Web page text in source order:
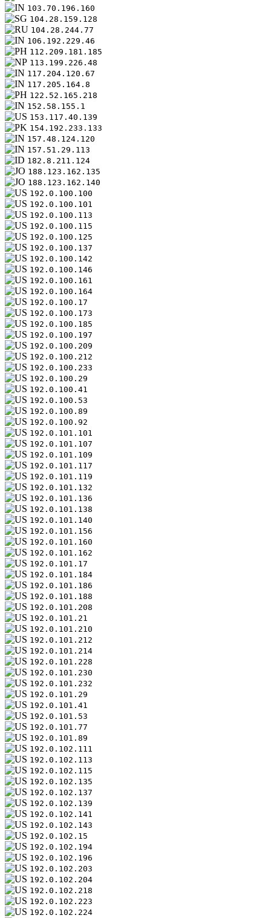
103.70.196.160
104.28.159.128
104.28.244.77
106.192.229.46
112.209.181.185
113.199.226.48
117.204.120.67
117.205.164.8
122.52.165.218
152.58.155.1
153.117.40.139
154.192.233.133
157.48.124.120
157.51.29.113
182.8.211.124
188.123.162.135
188.123.162.140
192.0.100.100
192.0.100.101
192.0.100.113
192.0.100.115
192.0.100.125
192.0.100.137
192.0.100.142
192.0.100.146
192.0.100.161
192.0.100.164
192.0.100.17
192.0.100.173
192.0.100.185
192.0.100.197
192.0.100.209
192.0.100.212
192.0.100.233
192.0.100.29
192.0.100.41
192.0.100.53
192.0.100.89
192.0.100.92
192.0.101.101
192.0.101.107
192.0.101.109
192.0.101.117
192.0.101.119
192.0.101.132
192.0.101.136
192.0.101.138
192.0.101.140
192.0.101.156
192.0.101.160
192.0.101.162
192.0.101.17
192.0.101.184
192.0.101.186
192.0.101.188
192.0.101.208
192.0.101.21
192.0.101.210
192.0.101.212
192.0.101.214
192.0.101.228
192.0.101.230
192.0.101.232
192.0.101.29
192.0.101.41
192.0.101.53
192.0.101.77
192.0.101.89
192.0.102.111
192.0.102.113
192.0.102.115
192.0.102.135
192.0.102.137
192.0.102.139
192.0.102.141
192.0.102.143
192.0.102.15
192.0.102.194
192.0.102.196
192.0.102.203
192.0.102.204
192.0.102.218
192.0.102.223
192.0.102.224